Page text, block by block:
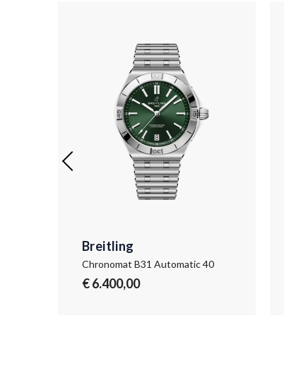
Breitling
Chronomat B31 Automatic 40
€ 6.400,00